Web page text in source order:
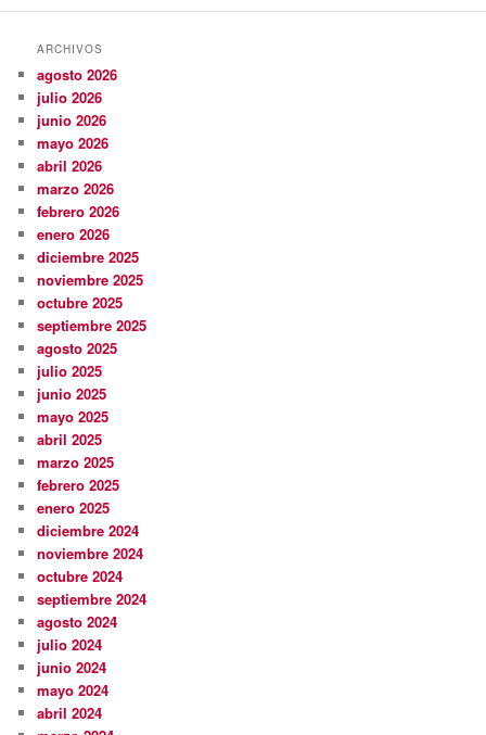
ARCHIVOS
agosto 2026
julio 2026
junio 2026
mayo 2026
abril 2026
marzo 2026
febrero 2026
enero 2026
diciembre 2025
noviembre 2025
octubre 2025
septiembre 2025
agosto 2025
julio 2025
junio 2025
mayo 2025
abril 2025
marzo 2025
febrero 2025
enero 2025
diciembre 2024
noviembre 2024
octubre 2024
septiembre 2024
agosto 2024
julio 2024
junio 2024
mayo 2024
abril 2024